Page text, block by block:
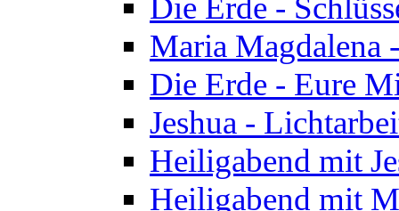
Maria Magdalena
Die Erde - Eure
Jeshua -
Heiligabend mit
Heiligabend mit